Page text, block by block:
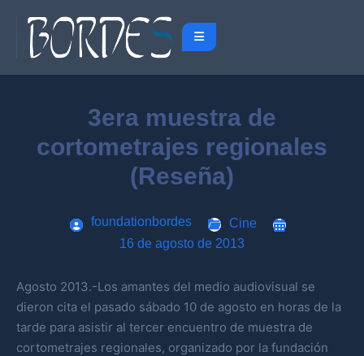
3era muestra de
cortometrajes regionales
(Reseña)
foundationbordes
Cine
16 de agosto de 2013
Agosto 2013.-Los amantes del medio audiovisual se
dieron cita el pasado sábado 10 de agosto en horas de la
tarde para asistir al tercer encuentro de muestra de
cortometrajes regionales, organizado por la fundación